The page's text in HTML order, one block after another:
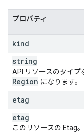
プロパティ
kind
string
API リソースのタイプ
Region になります。
etag
etag
このリソースの Etag。